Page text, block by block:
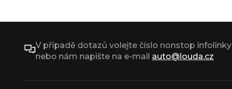
V případě dotazů volejte číslo nonstop infolinky
nebo nám napište na e-mail auto@louda.cz